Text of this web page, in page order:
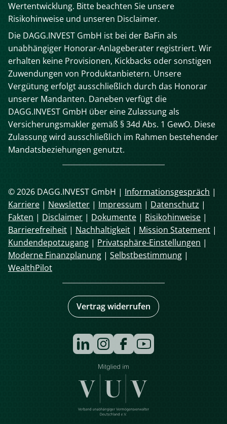
Wertentwicklung. Bitte beachten Sie unsere
Risikohinweise und unseren Disclaimer.
Die DAGG.INVEST GmbH ist bei der BaFin als
unabhängiger Honorar-Anlageberater registriert. Wir
erhalten keine Provisionen, Kickbacks oder sonstigen
Zuwendungen von Produktanbietern. Unsere
Vergütung erfolgt ausschließlich durch das Honorar
unserer Mandanten. Daneben verfügt die
DAGG.INVEST GmbH über eine Zulassung als
Versicherungsmakler gemäß § 34d Abs. 1 GewO. Diese
Zulassung wird ausschließlich im Rahmen bestehender
Mandatsbeziehungen genutzt.
© 2026 DAGG.INVEST GmbH | Informationsgespräch |
Karriere | Newsletter | Impressum | Datenschutz |
Fakten | Disclaimer | Dokumente | Risikohinweise |
Barrierefreiheit | Nachhaltigkeit | Mission Statement |
Kundendepotzugang | Privatsphäre-Einstellungen |
Moderne Finanzplanung | Selbstbestimmung |
WealthPilot
Vertrag widerrufen
Navigation
überspringen